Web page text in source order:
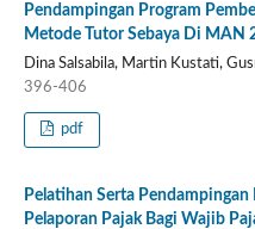
Pendampingan Program
Metode Tutor Sebaya Di MAN
Dina Salsabila, Martin Kustati,
396-406
pdf
Pelatihan Serta
Pelaporan Pajak Bagi Wajib